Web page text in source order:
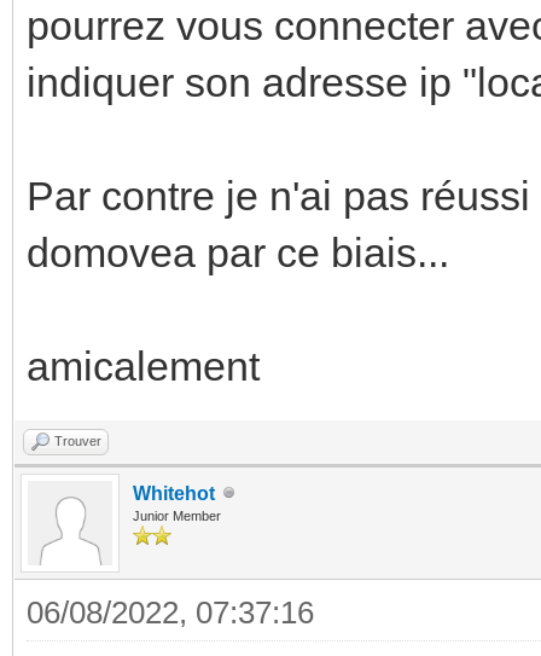
pourrez vous connecter
indiquer son adresse ip
Par contre je n'ai pas
domovea par ce biais...
amicalement
Trouver
Whitehot
Junior Member
06/08/2022, 07:37:16